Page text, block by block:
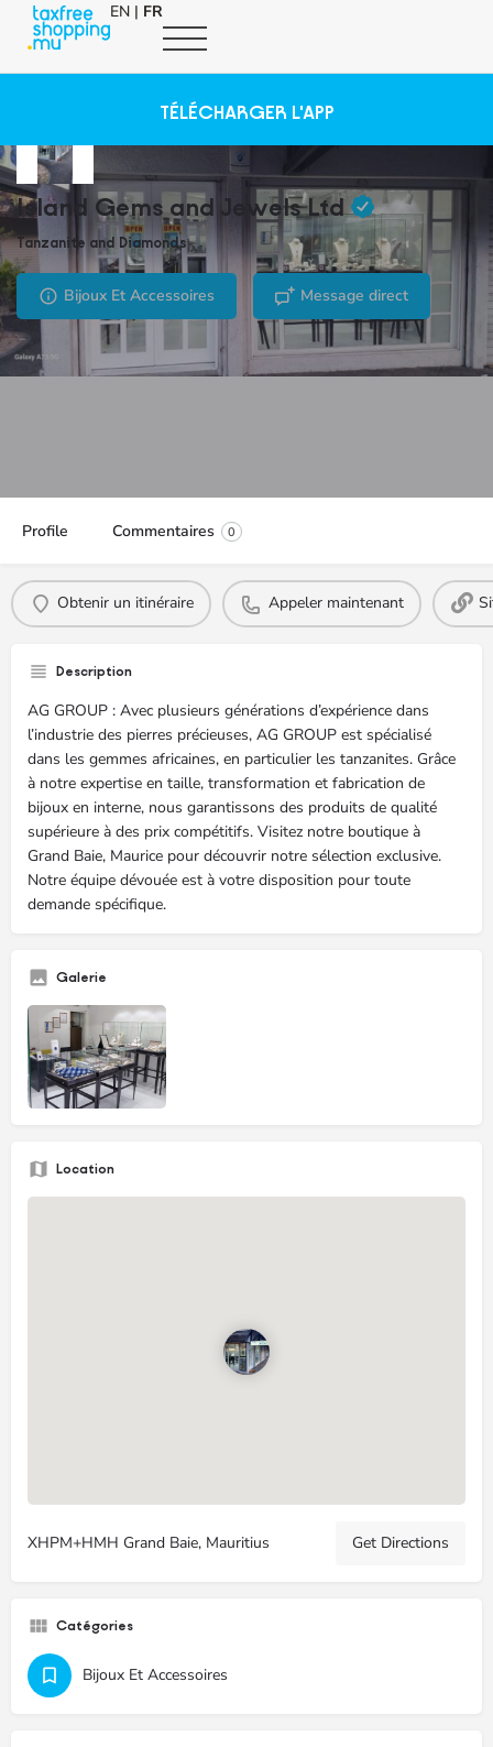
EN | FR
TÉLÉCHARGER L'APP
Island Gems and Jewels Ltd
Tanzanite and Diamonds
Bijoux Et Accessoires Message direct
Profile Commentaires 0
Obtenir un itinéraire Appeler maintenant
Description
AG GROUP : Avec plusieurs générations d’expérience dans
l’industrie des pierres précieuses, AG GROUP est spécialisé
dans les gemmes africaines, en particulier les tanzanites. Grâce
à notre expertise en taille, transformation et fabrication de
bijoux en interne, nous garantissons des produits de qualité
supérieure à des prix compétitifs. Visitez notre boutique à
Grand Baie, Maurice pour découvrir notre sélection exclusive.
Notre équipe dévouée est à votre disposition pour toute
demande spécifique.
Galerie
Location
XHPM+HMH Grand Baie, Mauritius Get Directions
Catégories
Bijoux Et Accessoires